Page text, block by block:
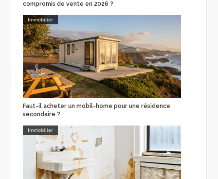
compromis de vente en 2026 ?
Immobilier
Faut-il acheter un mobil-home pour une résidence
secondaire ?
Immobilier